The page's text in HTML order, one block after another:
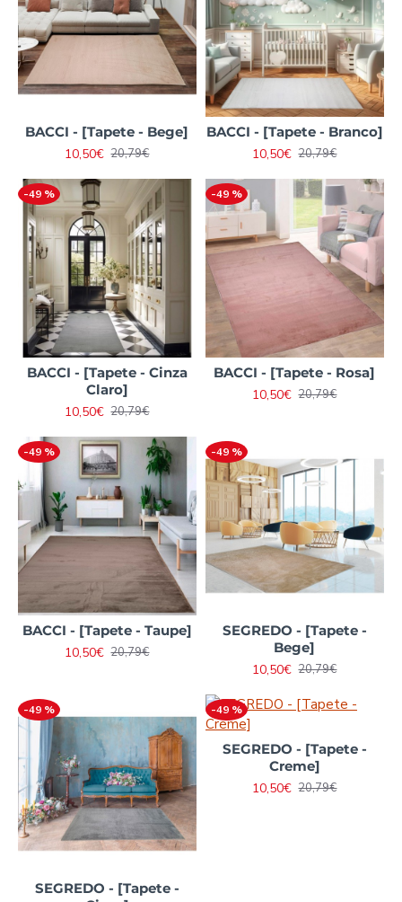
BACCI - [Tapete - Bege]
10,50€ 20,79€
BACCI - [Tapete - Branco]
10,50€ 20,79€
-49 %
BACCI - [Tapete - Cinza
Claro]
10,50€ 20,79€
-49 %
BACCI - [Tapete - Rosa]
10,50€ 20,79€
-49 %
BACCI - [Tapete - Taupe]
10,50€ 20,79€
-49 %
SEGREDO - [Tapete -
Bege]
10,50€ 20,79€
-49 %
SEGREDO - [Tapete -
-49 %
SEGREDO - [Tapete -
Creme]
10,50€ 20,79€